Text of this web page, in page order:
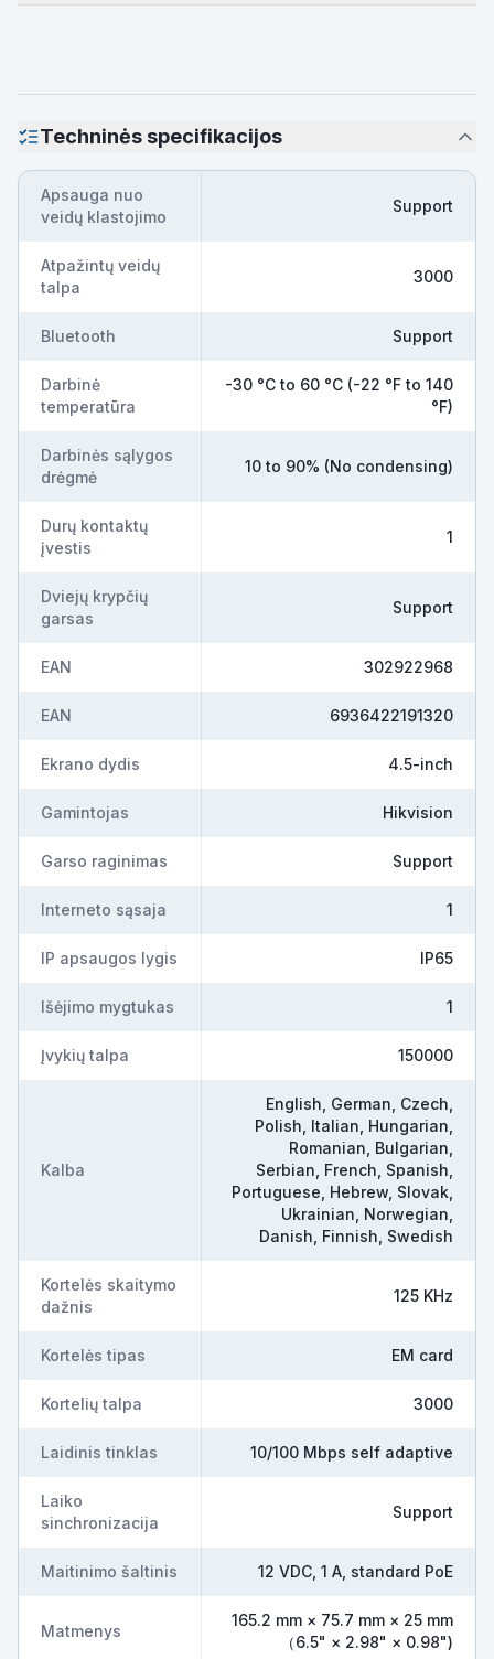
Techninės specifikacijos
Apsauga nuo
veidų klastojimo
Support
Atpažintų veidų
talpa
3000
Bluetooth Support
Darbinė
temperatūra
-30 °C to 60 °C (-22 °F to 140
°F)
Darbinės sąlygos
drėgmė
10 to 90% (No condensing)
Durų kontaktų
įvestis
1
Dviejų krypčių
garsas
Support
EAN 302922968
EAN 6936422191320
Ekrano dydis 4.5-inch
Gamintojas Hikvision
Garso raginimas Support
Interneto sąsaja 1
IP apsaugos lygis IP65
Išėjimo mygtukas 1
Įvykių talpa 150000
Kalba
English, German, Czech,
Polish, Italian, Hungarian,
Romanian, Bulgarian,
Serbian, French, Spanish,
Portuguese, Hebrew, Slovak,
Ukrainian, Norwegian,
Danish, Finnish, Swedish
Kortelės skaitymo
dažnis
125 KHz
Kortelės tipas EM card
Kortelių talpa 3000
Laidinis tinklas 10/100 Mbps self adaptive
Laiko
sinchronizacija
Support
Maitinimo šaltinis 12 VDC, 1 A, standard PoE
Matmenys
165.2 mm × 75.7 mm × 25 mm
（6.5" × 2.98" × 0.98")